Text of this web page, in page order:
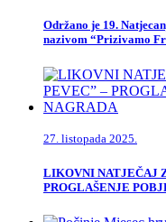
Održano je 19.
nazivom “Prizivamo
27. listopada 2025.
LIKOVNI NATJEČAJ
PROGLAŠENJE